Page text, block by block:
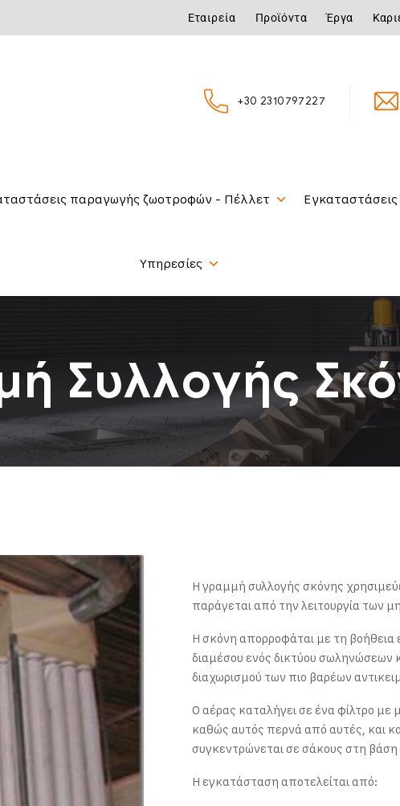
Εταιρεία Προϊόντα Έργα
+30 2310797227
παραγωγής ζωοτροφών - Πέλλετ
Υπηρεσίες
Συλλογής
Η γραμμή συλλογής σκόνης
παράγεται από την λειτουργία των
Η σκόνη απορροφάται με τη βοήθεια
διαμέσου ενός δικτύου σωληνώσεων
διαχωρισμού των πιο βαρέων
Ο αέρας καταλήγει σε ένα φίλτρο με
καθώς αυτός περνά από αυτές, και
συγκεντρώνεται σε σάκους στη βάση
Η εγκατάσταση αποτελείται από: